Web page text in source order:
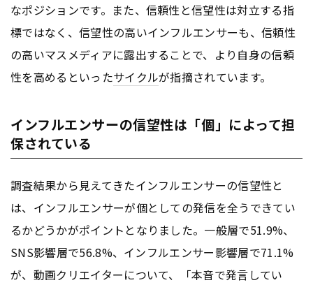
なポジションです。また、信頼性と信望性は対立する指
標ではなく、信望性の高いインフルエンサーも、信頼性
の高いマスメディアに露出することで、より自身の信頼
性を高めるといったサイクルが指摘されています。
インフルエンサーの信望性は「個」によって担
保されている
調査結果から見えてきたインフルエンサーの信望性と
は、インフルエンサーが個としての発信を全うできてい
るかどうかがポイントとなりました。一般層で51.9%、
SNS影響層で56.8%、インフルエンサー影響層で71.1%
が、動画クリエイターについて、「本音で発言してい